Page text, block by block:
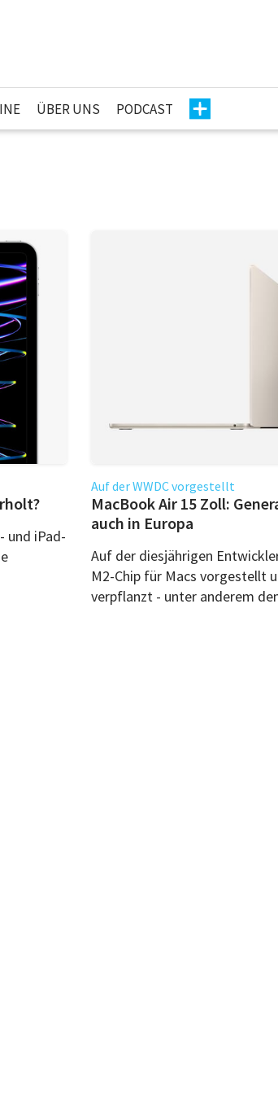
ÜBER UNS PODCAST
und iPad-
Auf der WWDC vorgestellt
MacBook Air 15 Zoll:
auch in Europa
Auf der diesjährigen
M2-Chip für Macs vorgestellt
verpflanzt - unter anderem